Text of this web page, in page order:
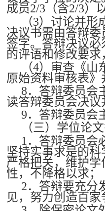
成员2/3（含2/3）
（3）讨论并
决议书需由答辩委
签字。答辩决议
的评语和修改要求
（4）审查《
原始资料审核表》
8．答辩委员会
读答辩委员会决议
9．答辩委员会
（三）学位论
1．答辩委员会
坚持实事求是的科
严格把关，维护
性，不降格以求；
2．答辩要充分
见，努力创造百家